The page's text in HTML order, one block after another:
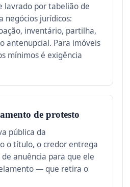
lavrado por tabelião de
negócios jurídicos:
inventário, partilha,
antenupcial. Para imóveis
mínimos é exigência
de protesto
pública da
o título, o credor entrega
anuência para que ele
— que retira o